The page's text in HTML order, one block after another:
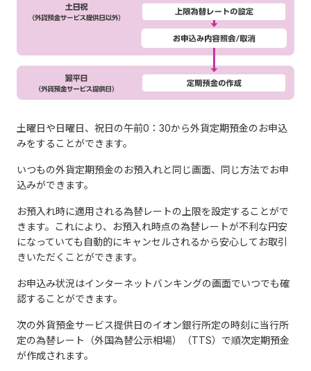
土曜日や日曜日、祝日の午前0：30から外貨定期預金のお申込
みをすることができます。
いつもの外貨定期預金のお預入れと同じ画面、同じ方法でお申
込みができます。
お預入れ時に適用される為替レートの上限を設定することがで
きます。これにより、お預入れ時点の為替レートが不利な円安
になっていても自動的にキャンセルされるから安心してお取引
きいただくことができます。
お申込み状況はインターネットバンキングの画面でいつでも確
認することができます。
次の外貨預金サービス提供日のイオン銀行所定の時刻に当行所
定の為替レート（外国為替公示相場）（TTS）で順次定期預金
が作成されます。